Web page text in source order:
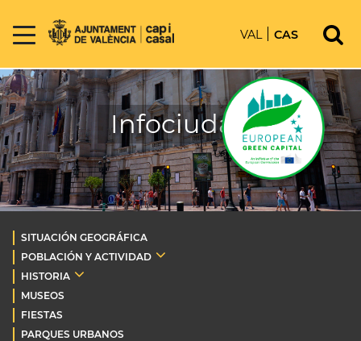
VAL CAS
Infociudad
SITUACIÓN GEOGRÁFICA
POBLACIÓN Y ACTIVIDAD
HISTORIA
MUSEOS
FIESTAS
PARQUES URBANOS